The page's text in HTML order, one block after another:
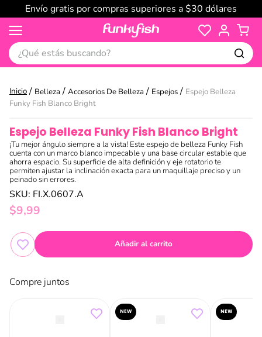
Envío gratis por compras superiores a $30 dólares
¿Qué estás buscando?
Belleza Accesorios De Belleza Espejos
Espejo Belleza
Funky Fish Blanco Bright
Espejo Belleza Funky Fish Blanco Bright
¡Tu mejor ángulo siempre a la vista! Este espejo de belleza Funky Fish
cuenta con un marco blanco impecable y una base circular estable que
ahorra espacio. Su superficie de alta definición y eje rotatorio te
permiten ajustar la inclinación exacta para un maquillaje preciso y un
peinado sin errores.
SKU: FI.X.0607.A
$9,99
Añadir al carrito
Compre juntos
NEW NEW